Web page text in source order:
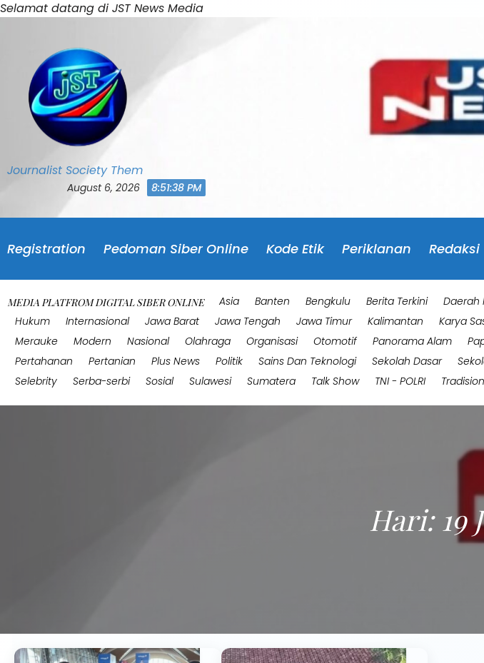
Selamat datang di JST News MediaSkip
Journalist Society Them
August 6, 2026 8:51:41 PM
Registration Pedoman Siber Online Kode Etik Periklanan Redaksi
MEDIA PLATFROM DIGITAL SIBER ONLINE Asia Banten Bengkulu Berita Terkini Daerah
Hukum
Internasional Jawa Barat Jawa Tengah Jawa Timur Kalimantan Karya
Merauke
Modern Nasional Olahraga Organisasi Otomotif Panorama Alam
Pertahanan
Pertanian Plus News Politik Sains Dan Teknologi Sekolah Dasar
Selebrity
Serba-serbi Sosial Sulawesi Sumatera Talk Show TNI - POLRI
Hari: 19